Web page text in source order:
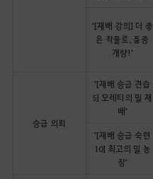
'[재배 강의] 더 좋
은 작물로, 품종
개량!'
승급 의뢰
'[재배 승급 견습
5] 모레티의 밀 재
배'
'[재배 승급 숙련
10] 최고의 밀 농
장'